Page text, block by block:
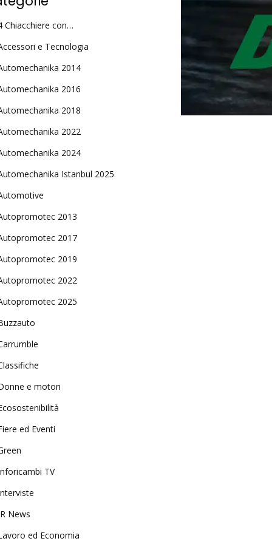
Chiacchiere con…
e Tecnologia
2014
2016
2018
2022
2024
Istanbul 2025
2013
2017
2019
2022
2025
e motori
ed Eventi
TV
News
ed Economia